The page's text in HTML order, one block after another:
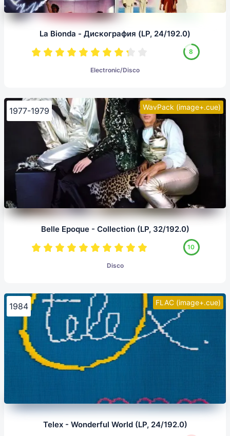
La Bionda - Дискография (LP, 24/192.0)
8
Electronic/Disco
WavPack (image+.cue)
1977-1979
Belle Epoque - Collection (LP, 32/192.0)
10
Disco
FLAC (image+.cue)
1984
Telex - Wonderful World (LP, 24/192.0)